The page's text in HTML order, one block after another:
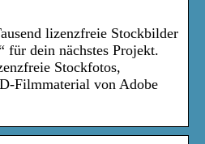
lizenzfreie Stockbilder
für dein nächstes Projekt.
Stockfotos,
Filmmaterial von Adobe